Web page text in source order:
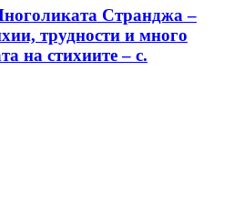
Странджа –
трудности и много
на стихиите – с.